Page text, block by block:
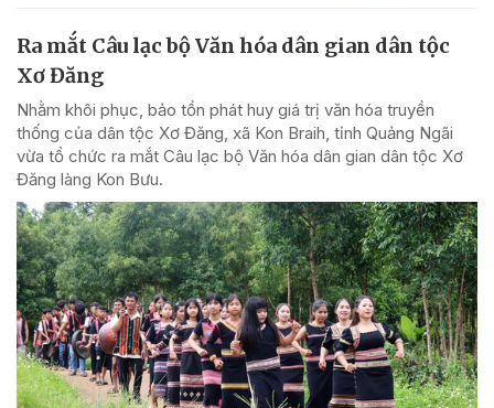
Ra mắt Câu lạc bộ Văn hóa dân gian dân tộc
Xơ Đăng
Nhằm khôi phục, bảo tồn phát huy giá trị văn hóa truyền
thống của dân tộc Xơ Đăng, xã Kon Braih, tỉnh Quảng Ngãi
vừa tổ chức ra mắt Câu lạc bộ Văn hóa dân gian dân tộc Xơ
Đăng làng Kon Bưu.